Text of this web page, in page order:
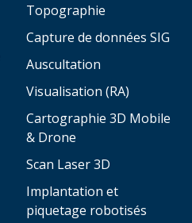
Topographie
Capture de données SIG
Auscultation
Visualisation (RA)
Cartographie 3D Mobile
& Drone
Scan Laser 3D
Implantation et
piquetage robotisés